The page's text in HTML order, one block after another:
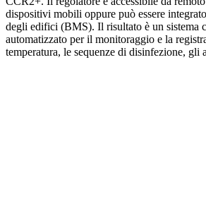
dispositivi mobili oppure può essere
degli edifici (BMS). Il risultato è un sistema
automatizzato per il monitoraggio e la
temperatura, le sequenze di disinfezione, gli